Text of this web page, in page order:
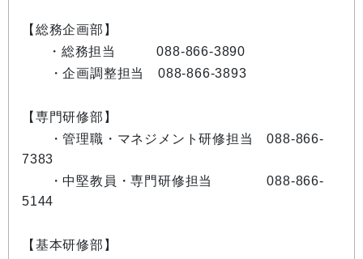
【総務企画部】
・総務担当 088-866-3890
・企画調整担当 088-866-3893
【専門研修部】
・管理職・マネジメント研修担当 088-866-
7383
・中堅教員・専門研修担当 088-866-
5144
【基本研修部】